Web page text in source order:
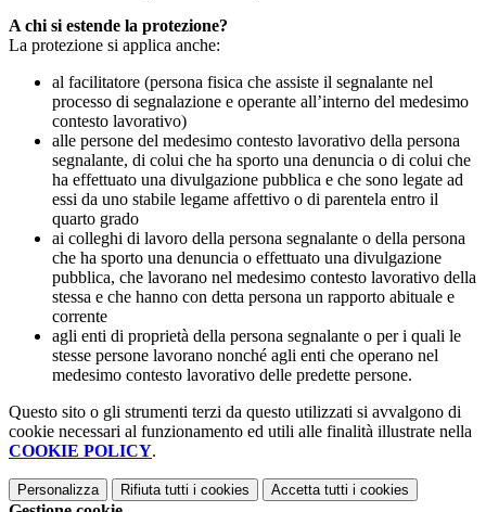
A chi si estende la protezione?
La protezione si applica anche:
al facilitatore (persona fisica che assiste il segnalante nel
processo di segnalazione e operante all’interno del medesimo
contesto lavorativo)
alle persone del medesimo contesto lavorativo della persona
segnalante, di colui che ha sporto una denuncia o di colui che
ha effettuato una divulgazione pubblica e che sono legate ad
essi da uno stabile legame affettivo o di parentela entro il
quarto grado
ai colleghi di lavoro della persona segnalante o della persona
che ha sporto una denuncia o effettuato una divulgazione
pubblica, che lavorano nel medesimo contesto lavorativo della
stessa e che hanno con detta persona un rapporto abituale e
corrente
agli enti di proprietà della persona segnalante o per i quali le
stesse persone lavorano nonché agli enti che operano nel
medesimo contesto lavorativo delle predette persone.
Questo sito o gli strumenti terzi da questo utilizzati si avvalgono di
cookie necessari al funzionamento ed utili alle finalità illustrate nella
COOKIE POLICY.
Personalizza Rifiuta tutti i cookies Accetta tutti i cookies